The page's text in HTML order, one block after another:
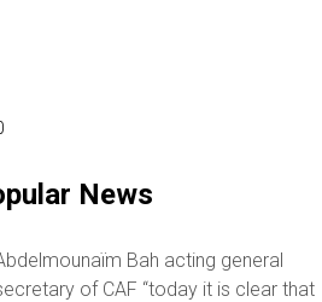
News
Bah acting general
of CAF “today it is clear that